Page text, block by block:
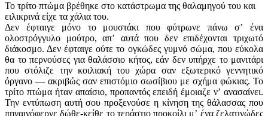
Το τρίτο πτώμα βρέθηκε στο κατάστρωμα της θαλαμηγού του και
ειλικρινά είχε τα χάλια του.
Δεν έφταιγε μόνο το μουστάκι που φύτρωνε πάνω σʼ ένα
ολοστρόγγυλο μούτρο, απʼ αυτά που δεν επιδέχονται τριχωτό
διάκοσμο. Δεν έφταιγε ούτε το ογκώδες γυμνό σώμα, που εύκολα
θα το περνούσες για θαλάσσιο κήτος, εάν δεν υπήρχε το μανιτάρι
που στόλιζε την κοιλιακή του χώρα σαν εξωτερικό γεννητικό
όργανο — ακριβώς σαν επιστόμιο σωσίβιου με σχήμα φώκιας. Το
τρίτο πτώμα ήταν απαίσιο, προπαντός επειδή έμοιαζε νʼ ανασαίνει.
Την εντύπωση αυτή σου προξενούσε η κίνηση της θάλασσας που
πηγαινόφερνε δώθε-κείθε το τεράστιο προκοίλι μʼ ένα ζελατινώδες